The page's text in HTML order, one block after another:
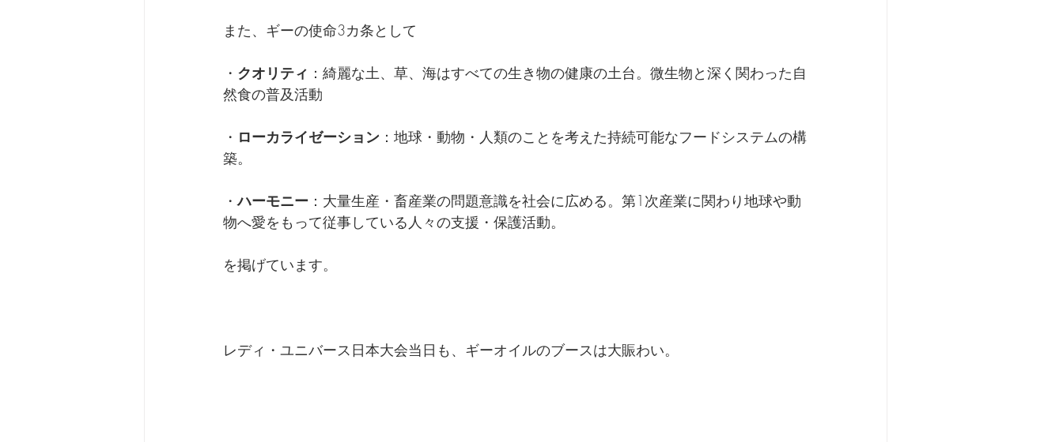
また、ギーの使命3カ条として
・ クオリティ ：綺麗な土、草、海はすべての生き物の健康の土台。微生物と深く関わった自
然食の普及活動
・ ローカライゼーション ：地球・動物・人類のことを考えた持続可能なフードシステムの構
築。
・ハーモニー ：大量生産・畜産業の問題意識を社会に広める。第1次産業に関わり地球や動
物へ愛をもって従事している人々の支援・保護活動。
を掲げています。
レディ・ユニバース日本大会当日も、ギーオイルのブースは大賑わい。